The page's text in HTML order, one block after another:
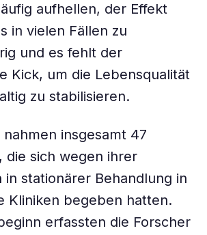
aufhellen, der Effekt
in vielen Fällen zu
und es fehlt der
Kick, um die Lebensqualität
zu stabilisieren.
insgesamt 47
die sich wegen ihrer
in stationärer Behandlung in
Kliniken begeben hatten.
erfassten die Forscher